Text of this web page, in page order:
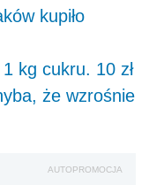
kupiło
kg cukru. 10 zł
że wzrośnie
AUTOPROMOCJA